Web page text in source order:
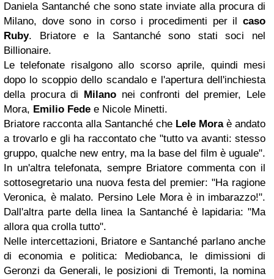
Daniela Santanché che sono state inviate alla procura di
Milano, dove sono in corso i procedimenti per il caso
Ruby. Briatore e la Santanché sono stati soci nel
Billionaire.
Le telefonate risalgono allo scorso aprile, quindi mesi
dopo lo scoppio dello scandalo e l'apertura dell'inchiesta
della procura di Milanonei confronti del premier, Lele
Mora, Emilio Fede e Nicole Minetti.
Briatore racconta alla Santanché che Lele Moraè andato
a trovarlo e gli ha raccontato che "tutto va avanti: stesso
gruppo, qualche new entry, ma la base del film è uguale".
In un'altra telefonata, sempre Briatore commenta con il
sottosegretario una nuova festa del premier: "Ha ragione
Veronica, è malato. Persino Lele Mora è in imbarazzo!".
Dall'altra parte della linea la Santanché è lapidaria: "Ma
allora qua crolla tutto".
Nelle intercettazioni, Briatore e Santanché parlano anche
di economia e politica: Mediobanca, le dimissioni di
Geronzi da Generali, le posizioni di Tremonti, la nomina